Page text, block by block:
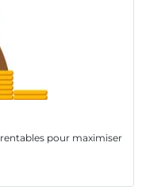
pour maximiser